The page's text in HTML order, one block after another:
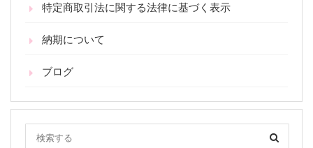
特定商取引法に関する法律に基づく表示
納期について
ブログ